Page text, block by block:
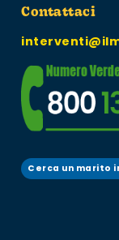
Contattaci
Cerca un marito